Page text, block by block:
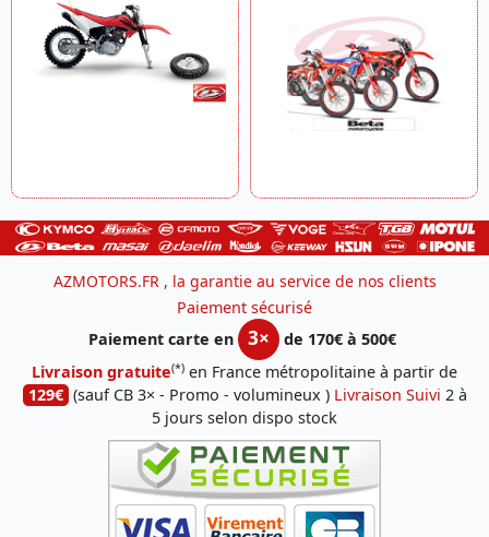
AZMOTORS.FR , la garantie au service de nos clients
Paiement sécurisé
Paiement carte en
3×
de 170€ à 500€
Livraison gratuite(*) en France métropolitaine à partir de
129€ (sauf CB 3× - Promo - volumineux ) Livraison Suivi 2 à
5 jours selon dispo stock